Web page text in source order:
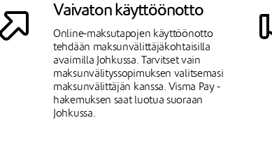
Vaivaton käyttöönotto
Online-maksutapojen käyttöönotto
tehdään maksunvälittäjäkohtaisilla
avaimilla Johkussa. Tarvitset vain
maksunvälityssopimuksen valitsemasi
maksunvälittäjän kanssa. Visma Pay -
hakemuksen saat luotua suoraan
Johkussa.